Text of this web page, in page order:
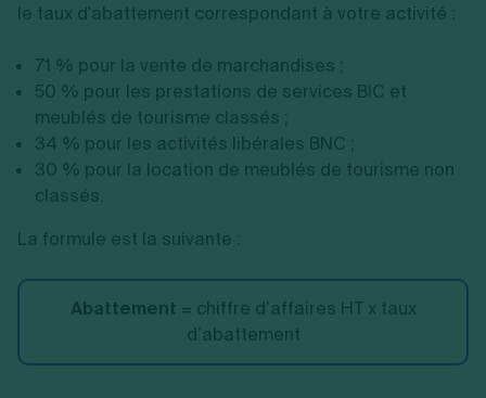
le taux d'abattement correspondant à votre activité :
71 % pour la vente de marchandises ;
50 % pour les prestations de services BIC et
meublés de tourisme classés ;
34 % pour les activités libérales BNC ;
30 % pour la location de meublés de tourisme non
classés.
La formule est la suivante :
Abattement = chiffre d’affaires HT x taux
d’abattement